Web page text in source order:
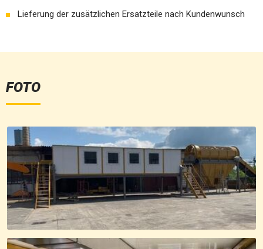
Lieferung der zusätzlichen Ersatzteile nach Kundenwunsch
FOTO